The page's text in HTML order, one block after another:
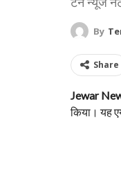
By
Share
Jewar
किया। यह